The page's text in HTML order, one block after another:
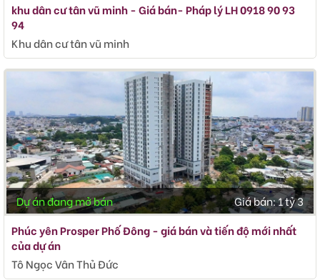
khu dân cư tân vũ minh - Giá bán- Pháp lý LH 0918 90 93
94
Khu dân cư tân vũ minh
Dự án đang mở bán Giá bán:1 tỷ 3
Phúc yên Prosper Phố Đông - giá bán và tiến độ mới nhất
của dự án
Tô Ngọc Vân Thủ Đức